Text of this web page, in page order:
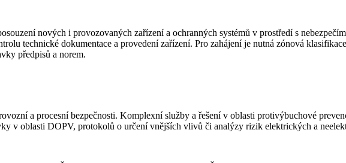
nových i provozovaných zařízení a ochranných systémů v prostředí s
technické dokumentace a provedení zařízení. Pro zahájení je nutná zónová
předpisů a norem.
a procesní bezpečnosti. Komplexní služby a řešení v oblasti protivýbuchové
v oblasti DOPV, protokolů o určení vnějších vlivů či analýzy rizik elektrických a